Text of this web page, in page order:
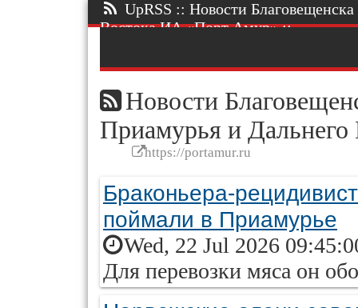
UpRSS :: Новости
Востока ИА «Порт Амур» ::.
Новости
Приамурья и
https://portamur.ru
Браконьера-
поймали в Приамурье
Wed, 22 Jul 2026
Для перевозки мяса он